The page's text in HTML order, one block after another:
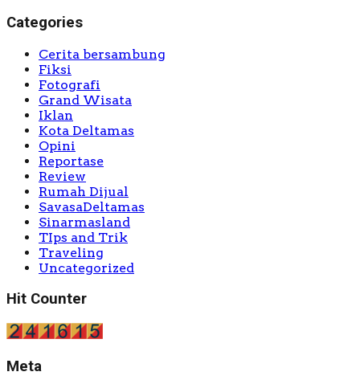
Categories
Cerita bersambung
Fiksi
Fotografi
Grand Wisata
Iklan
Kota Deltamas
Opini
Reportase
Review
Rumah Dijual
SavasaDeltamas
Sinarmasland
TIps and Trik
Traveling
Uncategorized
Hit Counter
Meta